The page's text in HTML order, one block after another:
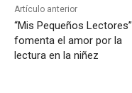
Artículo anterior
“Mis Pequeños Lectores”
fomenta el amor por la
lectura en la niñez